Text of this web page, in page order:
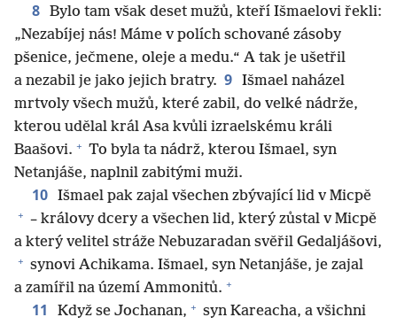
8 Bylo tam však deset mužů, kteří Išmaelovi řekli:
„Nezabíjej nás! Máme v polích schované zásoby
pšenice, ječmene, oleje a medu.“ A tak je ušetřil
a nezabil je jako jejich bratry. 9 Išmael naházel
mrtvoly všech mužů, které zabil, do velké nádrže,
kterou udělal král Asa kvůli izraelskému králi
Baašovi. + To byla ta nádrž, kterou Išmael, syn
Netanjáše, naplnil zabitými muži.
10 Išmael pak zajal všechen zbývající lid v Micpě
+ – královy dcery a všechen lid, který zůstal v Micpě
a který velitel stráže Nebuzaradan svěřil Gedaljášovi,
+ synovi Achikama. Išmael, syn Netanjáše, je zajal
a zamířil na území Ammonitů. +
11 Když se Jochanan, + syn Kareacha, a všichni